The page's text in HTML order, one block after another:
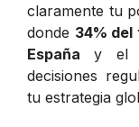
claramente tu
donde 34%
España y el
decisiones
tu estrategia